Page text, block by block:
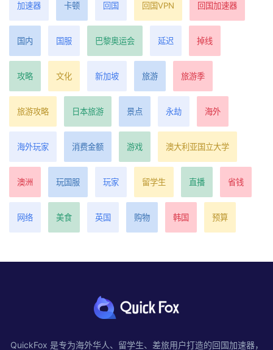
加速器 卡顿 回国 回国VPN 回国加速器
国内 国服 巴黎奥运会 延迟 掉线
攻略 文化 新加坡 旅游 旅游季
旅游攻略 日本旅游 景点 永劫 海外
海外玩家 消费金额 游戏 澳大利亚国立大学
澳洲 玩国服 玩家 留学生 直播 省钱
网络 美食 英国 购物 韩国 预算
QuickFox 是专为海外华人、留学生、差旅用户打造的回国加速器，